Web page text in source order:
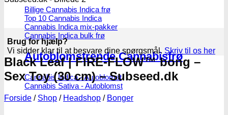
Billige Cannabis Indica frø
Top 10 Cannabis Indica
Cannabis Indica mix-pakker
Cannabis Indica bulk frø
Autoblomstrende Cannabisfrø
Cannabis Indica - Autoblomst
Cannabis Sativa - Autoblomst
Brug for hjælp?
Vi sidder klar til at besvare dine spørgsmål. Skriv til os her
Black Leaf | FIRE-FLOW™ bong –
Sex Toy (30 cm) – Subseed.dk
Forside / Shop / Headshop / Bonger